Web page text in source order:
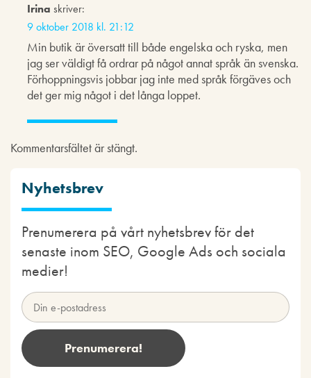
Irina skriver:
9 oktober 2018 kl. 21:12
Min butik är översatt till både engelska och ryska, men
jag ser väldigt få ordrar på något annat språk än svenska.
Förhoppningsvis jobbar jag inte med språk förgäves och
det ger mig något i det långa loppet.
Kommentarsfältet är stängt.
Nyhetsbrev
Prenumerera på vårt nyhetsbrev för det
senaste inom SEO, Google Ads och sociala
medier!